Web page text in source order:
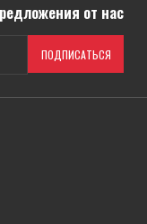
от нас
ПОДПИСАТЬСЯ